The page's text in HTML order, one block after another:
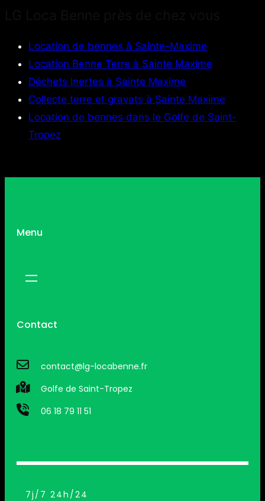
Location de bennes à Sainte-Maxime
Location Benne Terre à Sainte Maxime
Déchets Inertes à Sainte Maxime
Collecte terre et gravats à Sainte Maxime
Location de bennes dans le Golfe de Saint-
Tropez
Menu
Contact
contact@lg-locabenne.fr
Golfe de Saint-Tropez
06 18 79 11 51
7j/7 24h/24